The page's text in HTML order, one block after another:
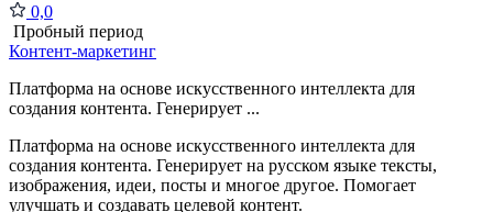
0,0
Пробный период
Контент-маркетинг
Платформа на основе искусственного интеллекта для
создания контента. Генерирует ...
Платформа на основе искусственного интеллекта для
создания контента. Генерирует на русском языке тексты,
изображения, идеи, посты и многое другое. Помогает
улучшать и создавать целевой контент.